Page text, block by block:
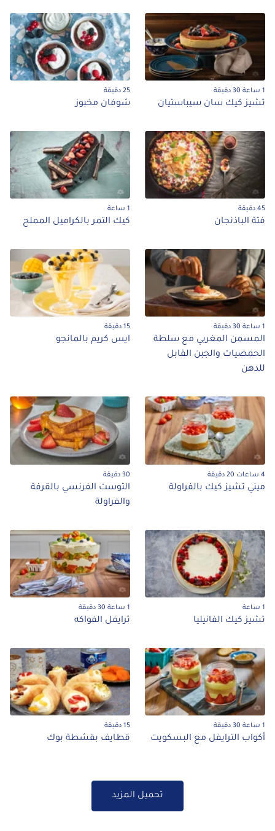
1 ساعة 30 دقيقة
تشيز كيك سان سيباستيان
25 دقيقة
شوفان مخبوز
45 دقيقة
فتة الباذنجان
1 ساعة
كيك التمر بالكراميل المملح
1 ساعة 30 دقيقة
المسمن المغربي مع سلطة
الحمضيات والجبن القابل
للدهن
15 دقيقة
ايس كريم بالمانجو
4 ساعات 20 دقيقة
ميني تشيز كيك بالفراولة
30 دقيقة
التوست الفرنسي بالقرفة
والفراولة
1 ساعة
تشيز كيك الفانيليا
1 ساعة 30 دقيقة
ترايفل الفواكه
1 ساعة 30 دقيقة
أكواب الترايفل مع البسكويت
15 دقيقة
قطايف بقشطة بوك
تحميل المزيد